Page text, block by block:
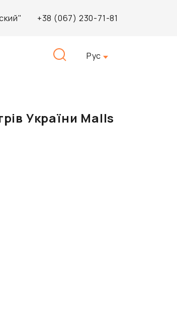
+38 (067) 230-71-81
Рус
України Malls